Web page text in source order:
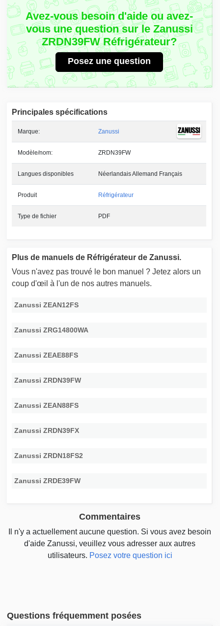
Avez-vous besoin d'aide ou avez-
vous une question sur le Zanussi
ZRDN39FW Réfrigérateur?
Posez une question
Principales spécifications
Marque: Zanussi
Modèle/nom: ZRDN39FW
Langues disponibles Néerlandais Allemand Français
Produit Réfrigérateur
Type de fichier PDF
Plus de manuels de Réfrigérateur de Zanussi.
Vous n'avez pas trouvé le bon manuel ? Jetez alors un
coup d'œil à l'un de nos autres manuels.
Zanussi ZEAN12FS
Zanussi ZRG14800WA
Zanussi ZEAE88FS
Zanussi ZRDN39FW
Zanussi ZEAN88FS
Zanussi ZRDN39FX
Zanussi ZRDN18FS2
Zanussi ZRDE39FW
Commentaires
Il n'y a actuellement aucune question. Si vous avez besoin
d'aide Zanussi, veuillez vous adresser aux autres
utilisateurs. Posez votre question ici
Questions fréquemment posées